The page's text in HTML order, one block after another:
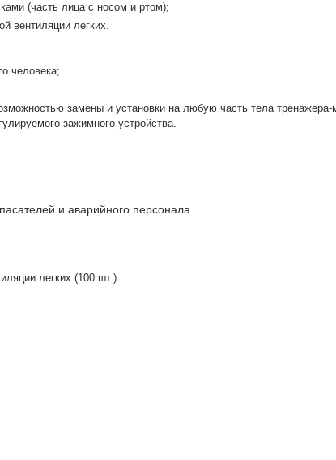
(часть лица с носом и ртом);
вентиляции легких.
человека;
замены и установки на любую часть тела
зажимного устройства.
и аварийного персонала.
легких (100 шт.)